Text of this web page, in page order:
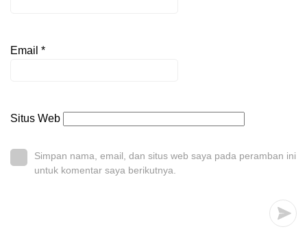
Email *
Situs Web
Simpan nama, email, dan situs web saya pada peramban ini
untuk komentar saya berikutnya.